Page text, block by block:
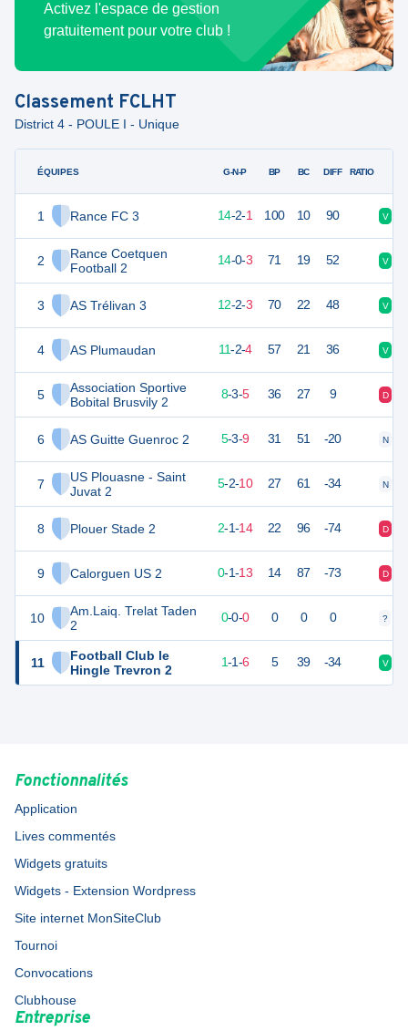
Activez l'espace de gestion
gratuitement pour votre club !
Classement FCLHT
District 4 - POULE I - Unique
ÉQUIPES
1 Rance FC 3
2
Rance Coetquen
Football 2
3 AS Trélivan 3
4 AS Plumaudan
5
Association Sportive
Bobital Brusvily 2
6 AS Guitte Guenroc 2
7
US Plouasne - Saint
Juvat 2
8 Plouer Stade 2
9 Calorguen US 2
10
Am.Laiq. Trelat Taden
2
11
Football Club le
Hingle Trevron 2
G-N-P BP BC DIFF RATIO
14-2-1 100 10 90 V
41 14-0-3 71 19 52 V
12-2-3 70 22 48 V
11-2-4 57 21 36 V
26 8-3-5 36 27 9 D
18 5-3-9 31 51 -20 N
17 5-2-10 27 61 -34 N
2-1-14 22 96 -74 D
-2 0-1-13 14 87 -73 D
0 0 0-0-0 0 0 0 ?
3 1-1-6 5 39 -34 V
Fonctionnalités
Application
Lives commentés
Widgets gratuits
Widgets - Extension Wordpress
Site internet MonSiteClub
Tournoi
Convocations
Clubhouse
Entreprise